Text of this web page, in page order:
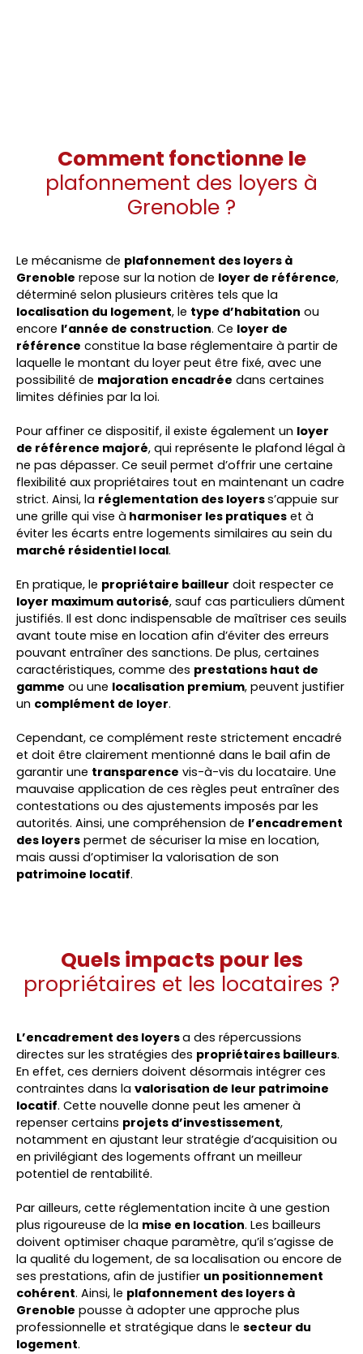
Comment fonctionne le
plafonnement des loyers à
Grenoble ?
Le mécanisme de plafonnement des loyers à
Grenoble repose sur la notion de loyer de référence,
déterminé selon plusieurs critères tels que la
localisation du logement, le type d’habitation ou
encore l’année de construction. Ce loyer de
référence constitue la base réglementaire à partir de
laquelle le montant du loyer peut être fixé, avec une
possibilité de majoration encadrée dans certaines
limites définies par la loi.
Pour affiner ce dispositif, il existe également un loyer
de référence majoré, qui représente le plafond légal à
ne pas dépasser. Ce seuil permet d’offrir une certaine
flexibilité aux propriétaires tout en maintenant un cadre
strict. Ainsi, la réglementation des loyerss’appuie sur
une grille qui vise à harmoniser les pratiques et à
éviter les écarts entre logements similaires au sein du
marché résidentiel local.
En pratique, le propriétaire bailleur doit respecter ce
loyer maximum autorisé, sauf cas particuliers dûment
justifiés. Il est donc indispensable de maîtriser ces seuils
avant toute mise en location afin d’éviter des erreurs
pouvant entraîner des sanctions. De plus, certaines
caractéristiques, comme des prestations haut de
gamme ou une localisation premium, peuvent justifier
un complément de loyer.
Cependant, ce complément reste strictement encadré
et doit être clairement mentionné dans le bail afin de
garantir une transparence vis-à-vis du locataire. Une
mauvaise application de ces règles peut entraîner des
contestations ou des ajustements imposés par les
autorités. Ainsi, une compréhension de l’encadrement
des loyers permet de sécuriser la mise en location,
mais aussi d’optimiser la valorisation de son
patrimoine locatif.
Quels impacts pour les
propriétaires et les locataires ?
L’encadrement des loyersa des répercussions
directes sur les stratégies des propriétaires bailleurs.
En effet, ces derniers doivent désormais intégrer ces
contraintes dans la valorisation de leur patrimoine
locatif. Cette nouvelle donne peut les amener à
repenser certains projets d’investissement,
notamment en ajustant leur stratégie d’acquisition ou
en privilégiant des logements offrant un meilleur
potentiel de rentabilité.
Par ailleurs, cette réglementation incite à une gestion
plus rigoureuse de la mise en location. Les bailleurs
doivent optimiser chaque paramètre, qu’il s’agisse de
la qualité du logement, de sa localisation ou encore de
ses prestations, afin de justifier un positionnement
cohérent. Ainsi, le plafonnement des loyers à
Grenoble pousse à adopter une approche plus
professionnelle et stratégique dans le secteur du
logement.